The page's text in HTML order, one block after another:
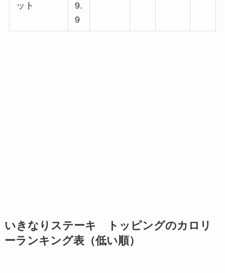
ット
9.
9
いきなりステーキ トッピングのカロリ
ーランキング表（低い順）